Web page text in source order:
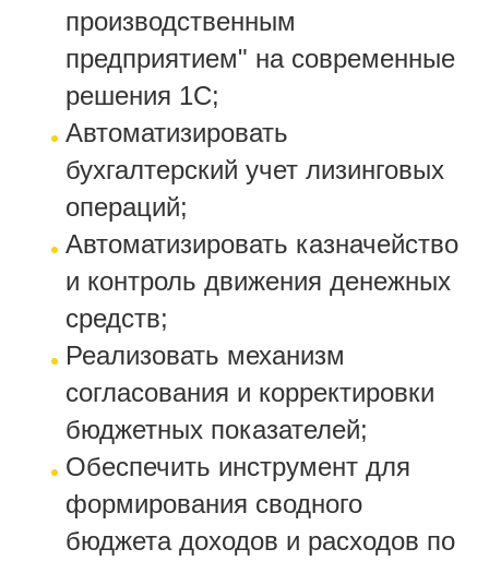
производственным
предприятием" на современные
решения 1С;
Автоматизировать
бухгалтерский учет лизинговых
операций;
Автоматизировать казначейство
и контроль движения денежных
средств;
Реализовать механизм
согласования и корректировки
бюджетных показателей;
Обеспечить инструмент для
формирования сводного
бюджета доходов и расходов по